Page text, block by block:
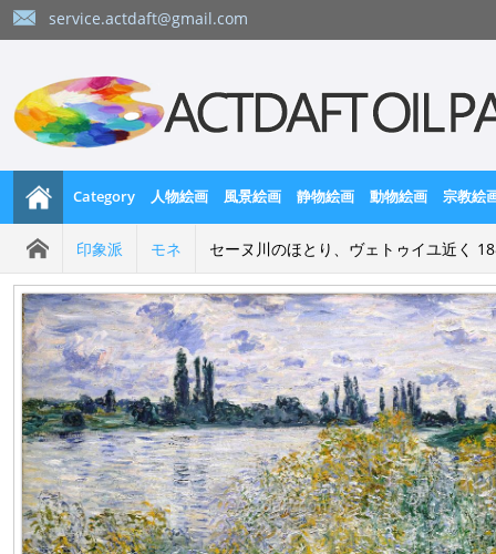
service.actdaft@gmail.com
Category 人物絵画 風景絵画 静物絵画 動物絵画 宗教絵
印象派 モネ セーヌ川のほとり、ヴェトゥイユ近く